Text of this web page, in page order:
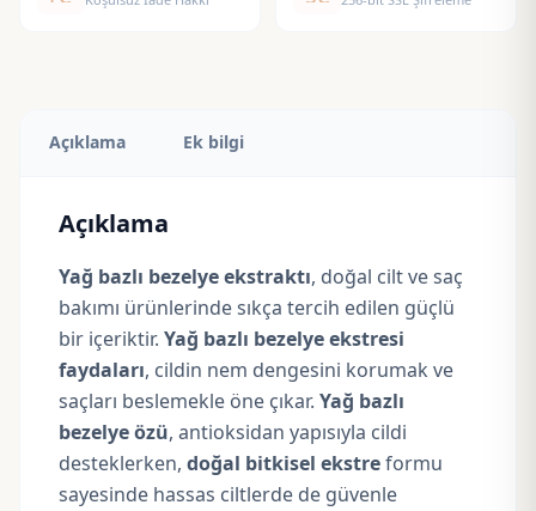
Açıklama Ek bilgi
Açıklama
Yağ bazlı bezelye ekstraktı, doğal cilt ve saç
bakımı ürünlerinde sıkça tercih edilen güçlü
bir içeriktir. Yağ bazlı bezelye ekstresi
faydaları, cildin nem dengesini korumak ve
saçları beslemekle öne çıkar. Yağ bazlı
bezelye özü, antioksidan yapısıyla cildi
desteklerken, doğal bitkisel ekstreformu
sayesinde hassas ciltlerde de güvenle